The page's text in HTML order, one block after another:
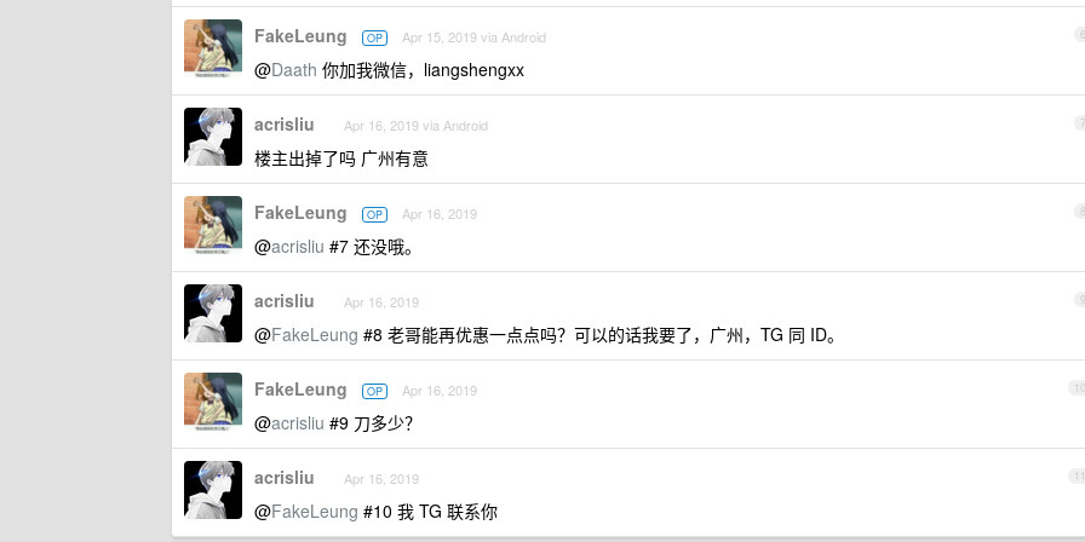
6
FakeLeung OP Apr 15, 2019 via Android
@Daath 你加我微信，liangshengxx
7
acrisliu Apr 16, 2019 via Android
楼主出掉了吗 广州有意
8
FakeLeung OP Apr 16, 2019
@acrisliu #7 还没哦。
9
acrisliu Apr 16, 2019
@FakeLeung #8 老哥能再优惠一点点吗？可以的话我要了，广州，TG 同 ID。
10
FakeLeung OP Apr 16, 2019
@acrisliu #9 刀多少？
11
acrisliu Apr 16, 2019
@FakeLeung #10 我 TG 联系你